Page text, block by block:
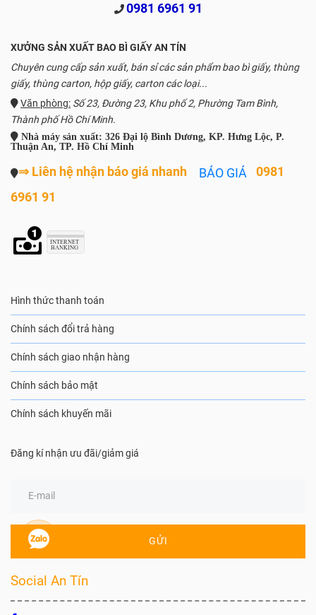
0981 6961 91
XƯỞNG SẢN XUẤT BAO BÌ GIẤY AN TÍN
Chuyên cung cấp sản xuất, bán sỉ các sản phẩm bao bì giấy, thùng
giấy, thùng carton, hộp giấy, carton các loại...
Văn phòng: Số 23, Đường 23, Khu phố 2, Phường Tam Bình,
Thành phố Hồ Chí Minh.
Nhà máy sản xuất: 326 Đại lộ Bình Dương, KP. Hưng Lộc, P.
Thuận An, TP. Hồ Chí Minh
⇒ Liên hệ nhận báo giá nhanh BÁO GIÁ
0981
6961 91
Hình thức thanh toán
Chính sách đổi trả hàng
Chính sách giao nhận hàng
Chính sách bảo mật
Chính sách khuyến mãi
Đăng kí nhận ưu đãi/giảm giá
GỬI
Social An Tín